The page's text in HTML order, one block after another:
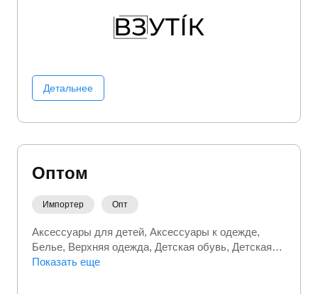
Детальнее
Оптом
Импортер Опт
Аксессуары для детей Аксессуары к одежде
Белье Верхняя одежда Детская обувь Детская
одежда Обувь
Показать еще